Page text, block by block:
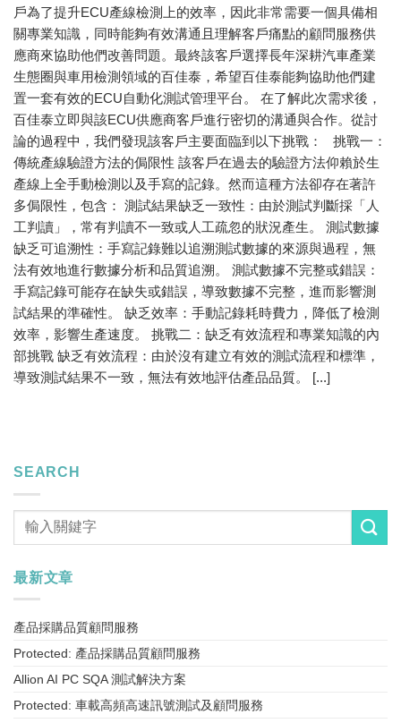
戶為了提升ECU產線檢測上的效率，因此非常需要一個具備相
關專業知識，同時能夠有效溝通且理解客戶痛點的顧問服務供
應商來協助他們改善問題。最終該客戶選擇長年深耕汽車產業
生態圈與車用檢測領域的百佳泰，希望百佳泰能夠協助他們建
置一套有效的ECU自動化測試管理平台。 在了解此次需求後，
百佳泰立即與該ECU供應商客戶進行密切的溝通與合作。從討
論的過程中，我們發現該客戶主要面臨到以下挑戰： 挑戰一：
傳統產線驗證方法的侷限性 該客戶在過去的驗證方法仰賴於生
產線上全手動檢測以及手寫的記錄。然而這種方法卻存在著許
多侷限性，包含： 測試結果缺乏一致性：由於測試判斷採「人
工判讀」，常有判讀不一致或人工疏忽的狀況產生。 測試數據
缺乏可追溯性：手寫記錄難以追溯測試數據的來源與過程，無
法有效地進行數據分析和品質追溯。 測試數據不完整或錯誤：
手寫記錄可能存在缺失或錯誤，導致數據不完整，進而影響測
試結果的準確性。 缺乏效率：手動記錄耗時費力，降低了檢測
效率，影響生產速度。 挑戰二：缺乏有效流程和專業知識的內
部挑戰 缺乏有效流程：由於沒有建立有效的測試流程和標準，
導致測試結果不一致，無法有效地評估產品品質。 [...]
SEARCH
最新文章
產品採購品質顧問服務
Protected: 產品採購品質顧問服務
Allion AI PC SQA 測試解決方案
Protected: 車載高頻高速訊號測試及顧問服務